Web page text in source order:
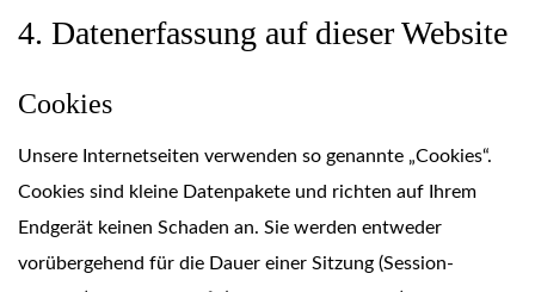
4. Datenerfassung auf dieser Website
Cookies
Unsere Internetseiten verwenden so genannte „Cookies“.
Cookies sind kleine Datenpakete und richten auf Ihrem
Endgerät keinen Schaden an. Sie werden entweder
vorübergehend für die Dauer einer Sitzung (Session-